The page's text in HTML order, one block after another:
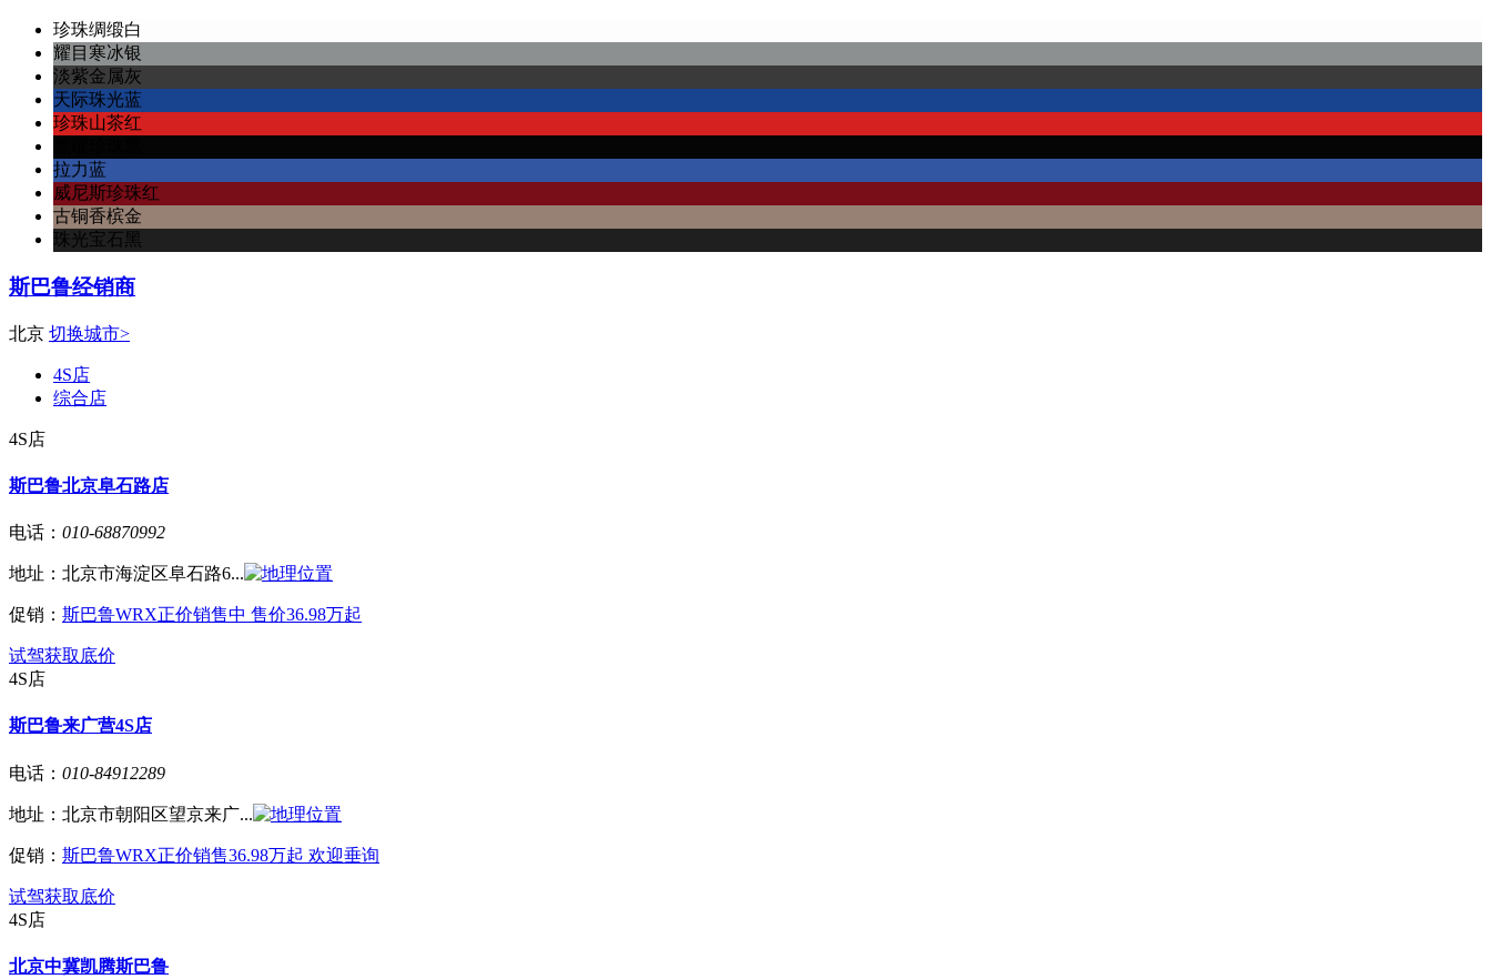
珍珠绸缎白
耀目寒冰银
淡紫金属灰
天际珠光蓝
珍珠山茶红
拉力蓝
威尼斯珍珠红
古铜香槟金
珠光宝石黑
斯巴鲁经销商
北京 切换城市>
4S店
综合店
4S店
斯巴鲁北京阜石路店
电话： 010-68870992
地址： 北京市海淀区阜石路6...
促销： 斯巴鲁WRX正价销售中 售价36.98万起
试驾获取底价
4S店
斯巴鲁来广营4S店
电话： 010-84912289
地址： 北京市朝阳区望京来广...
促销： 斯巴鲁WRX正价销售36.98万起 欢迎垂询
试驾获取底价
4S店
北京中冀凯腾斯巴鲁